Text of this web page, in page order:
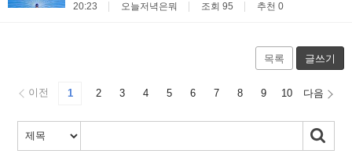
20:23
오늘저녁은뭐 조회 95 추천 0
목록 글쓰기
이전 1 2 3 4 5 6 7 8 9 10 다음